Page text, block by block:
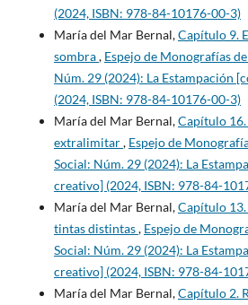
(2024, ISBN: 978-84-10176-00-3)
María del Mar Bernal,Capítulo 9.
sombra, Espejo de Monografías
Núm. 29 (2024): La Estampación
(2024, ISBN: 978-84-10176-00-3)
María del Mar Bernal,Capítulo
extralimitar, Espejo de
Social: Núm. 29 (2024): La
creativo] (2024, ISBN: 978-84-
María del Mar Bernal,Capítulo 13.
tintas distintas, Espejo de
Social: Núm. 29 (2024): La
creativo] (2024, ISBN: 978-84-
María del Mar Bernal,Capítulo 2.